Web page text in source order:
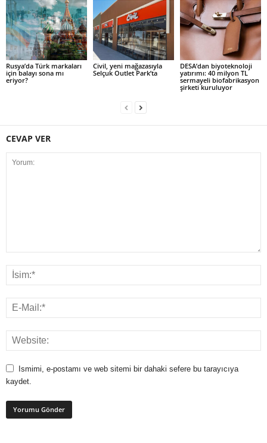
Rusya’da Türk markaları
için balayı sona mı
eriyor?
Civil, yeni mağazasıyla
Selçuk Outlet Park’ta
DESA’dan biyoteknoloji
yatırımı: 40 milyon TL
sermayeli biofabrikasyon
şirketi kuruluyor
CEVAP VER
Ismimi, e-postamı ve web sitemi bir dahaki sefere bu tarayıcıya
kaydet.